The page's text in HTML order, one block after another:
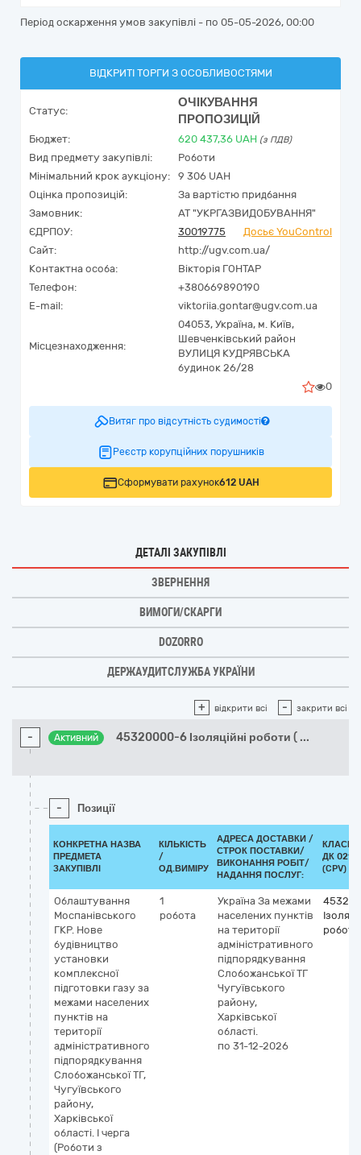
Період оскарження умов закупівлі - по 05-05-2026, 00:00
ВІДКРИТІ ТОРГИ З ОСОБЛИВОСТЯМИ
Статус:
ОЧІКУВАННЯ
ПРОПОЗИЦІЙ
Бюджет: 620 437,36 UAH (з ПДВ)
Вид предмету закупівлі:
Роботи
Мінімальний крок аукціону:
9 306 UAH
Оцінка пропозицій:
За вартістю придбання
Замовник:
АТ "УКРГАЗВИДОБУВАННЯ"
ЄДРПОУ:
30019775
Досьє YouControl
Сайт:
http://ugv.com.ua/
Контактна особа:
Вікторія ГОНТАР
Телефон:
+380669890190
E-mail:
viktoriia.gontar@ugv.com.ua
Місцезнаходження:
04053, Україна, м. Київ,
Шевченківський район
ВУЛИЦЯ КУДРЯВСЬКА
будинок 26/28
0
Витяг про відсутність судимості
Реєстр корупційних порушників
Сформувати рахунок612 UAH
ДЕТАЛІ ЗАКУПІВЛІ
ЗВЕРНЕННЯ
ВИМОГИ/СКАРГИ
DOZORRO
ДЕРЖАУДИТСЛУЖБА УКРАЇНИ
+ відкрити всі - закрити всі
- Активний 45320000-6 Ізоляційні роботи ( ...
- Позиції
КОНКРЕТНА НАЗВА
ПРЕДМЕТА
ЗАКУПІВЛІ
КІЛЬКІСТЬ
/
ОД.ВИМІРУ
АДРЕСА ДОСТАВКИ /
СТРОК ПОСТАВКИ/
ВИКОНАННЯ РОБІТ/
НАДАННЯ ПОСЛУГ:
ДК
(CPV)
Облаштування
Моспанівського
ГКР. Нове
будівництво
установки
комплексної
підготовки газу за
межами населених
пунктів на
території
адміністративного
підпорядкування
Слобожанської ТГ,
Чугуївського
району,
Харківської
області. І черга
(Роботи з
1
робота
Україна За межами
населених пунктів
на території
адміністративного
підпорядкування
Слобожанської ТГ
Чугуївського
району,
Харківської
області.
по 31-12-2026
роботи